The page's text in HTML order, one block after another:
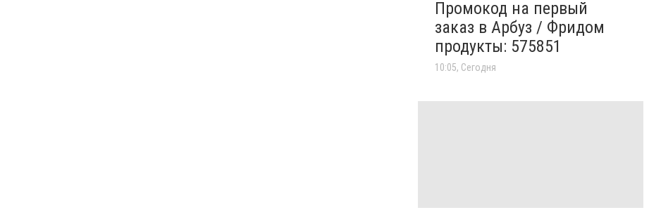
Промокод на первый
заказ в Арбуз / Фридом
продукты: 575851
10:05, Сегодня